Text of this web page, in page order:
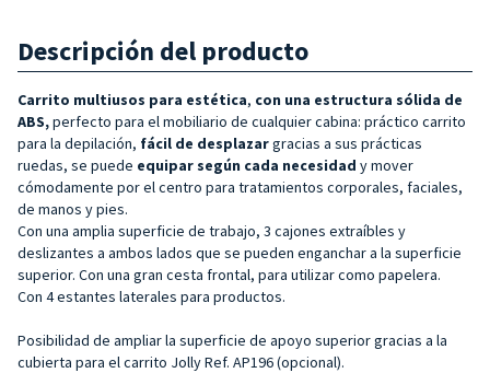
Descripción del producto
Carrito multiusos para estética, con una estructura sólida de
ABS,perfecto para el mobiliario de cualquier cabina: práctico carrito
para la depilación, fácil de desplazargracias a sus prácticas
ruedas, se puede equipar según cada necesidad y mover
cómodamente por el centro para tratamientos corporales, faciales,
de manos y pies.
Con una amplia superficie de trabajo, 3 cajones extraíbles y
deslizantes a ambos lados que se pueden enganchar a la superficie
superior. Con una gran cesta frontal, para utilizar como papelera.
Con 4 estantes laterales para productos.
Posibilidad de ampliar la superficie de apoyo superior gracias a la
cubierta para el carrito Jolly Ref. AP196 (opcional).